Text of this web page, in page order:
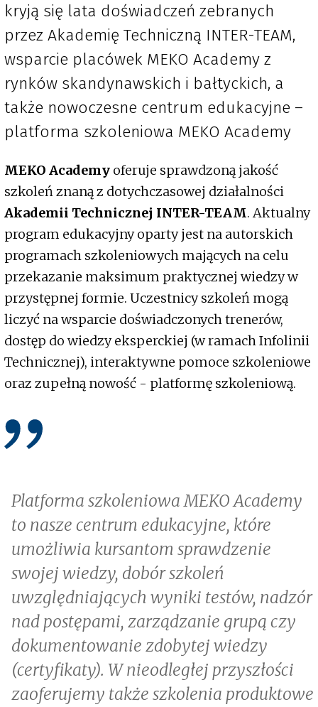
kryją się lata doświadczeń zebranych
przez Akademię Techniczną INTER-TEAM,
wsparcie placówek MEKO Academy z
rynków skandynawskich i bałtyckich, a
także nowoczesne centrum edukacyjne –
platforma szkoleniowa MEKO Academy
MEKO Academy oferuje sprawdzoną jakość
szkoleń znaną z dotychczasowej działalności
Akademii Technicznej INTER-TEAM. Aktualny
program edukacyjny oparty jest na autorskich
programach szkoleniowych mających na celu
przekazanie maksimum praktycznej wiedzy w
przystępnej formie. Uczestnicy szkoleń mogą
liczyć na wsparcie doświadczonych trenerów,
dostęp do wiedzy eksperckiej (w ramach Infolinii
Technicznej), interaktywne pomoce szkoleniowe
oraz zupełną nowość - platformę szkoleniową.
Platforma szkoleniowa MEKO Academy
to nasze centrum edukacyjne, które
umożliwia kursantom sprawdzenie
swojej wiedzy, dobór szkoleń
uwzględniających wyniki testów, nadzór
nad postępami, zarządzanie grupą czy
dokumentowanie zdobytej wiedzy
(certyfikaty). W nieodległej przyszłości
zaoferujemy także szkolenia produktowe